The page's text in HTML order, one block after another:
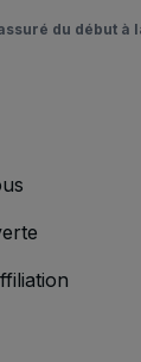
du début à